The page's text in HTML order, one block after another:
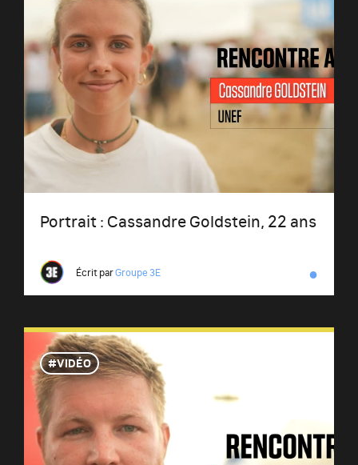
Portrait : Cassandre Goldstein, 22 ans
Écrit parGroupe 3E ●
VIDÉO